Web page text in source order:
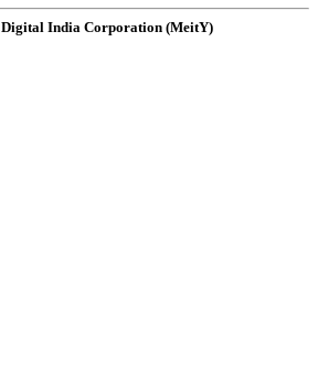
Digital India Corporation (MeitY)